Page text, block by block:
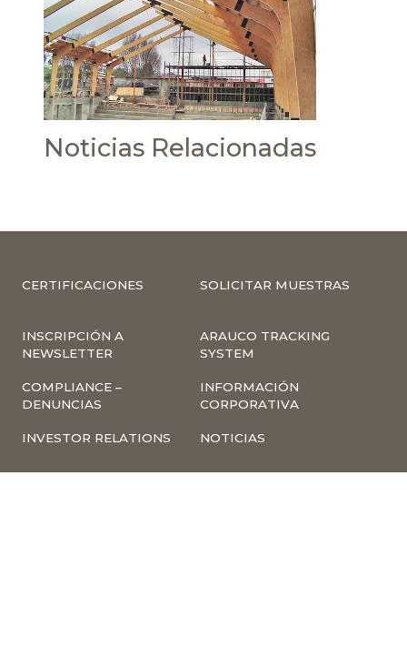
Noticias Relacionadas
CERTIFICACIONES SOLICITAR MUESTRAS
INSCRIPCIÓN A
NEWSLETTER
ARAUCO TRACKING
SYSTEM
COMPLIANCE –
DENUNCIAS
INFORMACIÓN
CORPORATIVA
INVESTOR RELATIONS NOTICIAS